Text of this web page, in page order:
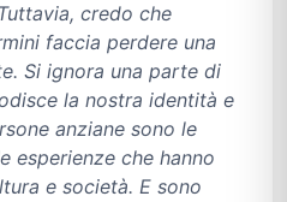
credo che
faccia perdere una
Si ignora una parte di
la nostra identità e
anziane sono le
esperienze che hanno
e società. E sono